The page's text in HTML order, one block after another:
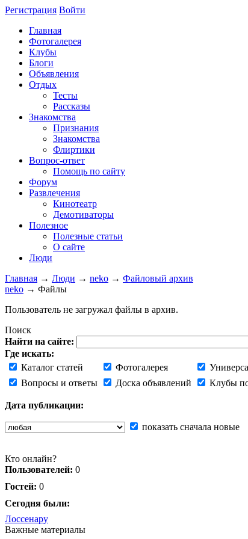
Регистрация Войти
Главная
Фотогалерея
Клубы
Блоги
Объявления
Отдых
Тесты
Рассказы
Знакомства
Признания
Знакомства
Флиртики
Вопрос-ответ
Помощь по сайту
Форум
Развлечения
Кинотеатр
Демотиваторы
Полезное
Полезные статьи
О сайте
Люди
Главная → Люди → neko → Файловый архив
neko → Файлы
Пользователь не загружал файлы в архив.
Поиск
Найти на сайте:
Где искать:
Каталог статей
Фотогалерея
Вопросы и ответы
Доска объявлений Клубы
Дата публикации:
показать сначала новые
Кто онлайн?
Пользователей: 0
Гостей: 0
Сегодня были:
Лоссенару
Важные материалы